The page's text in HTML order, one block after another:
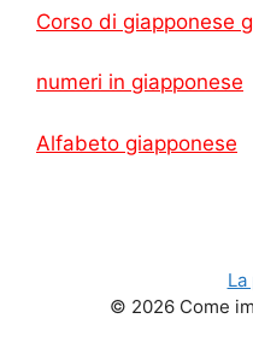
Corso di giapponese
numeri in giapponese
Alfabeto giapponese
© 2026 Come